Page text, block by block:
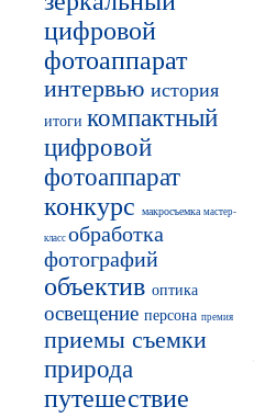
цифровой
фотоаппарат
интервью история
итоги компактный
цифровой
фотоаппарат
конкурс
макросъемка мастер-
класс обработка
фотографий
объектив оптика
освещение персона премия
приемы съемки
природа
путешествие